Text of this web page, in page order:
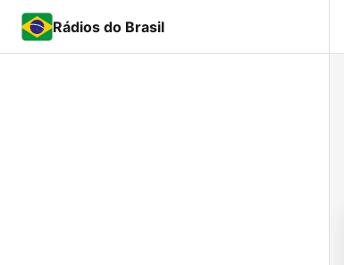
Rádios do Brasil